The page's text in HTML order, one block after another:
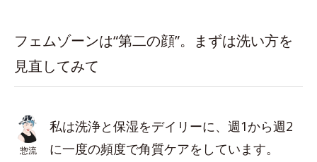
フェムゾーンは“第二の顔”。まずは洗い方を
見直してみて
惣流
私は洗浄と保湿をデイリーに、週1から週2
に一度の頻度で角質ケアをしています。